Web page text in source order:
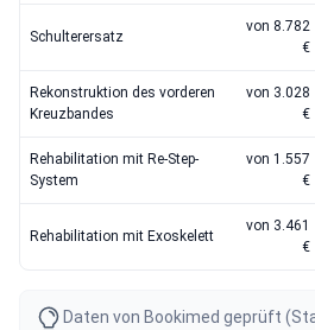
Schulterersatz
von 8.782
€
Rekonstruktion des vorderen
Kreuzbandes
von 3.028
€
Rehabilitation mit Re-Step-
System
von 1.557
€
Rehabilitation mit Exoskelett
von 3.461
€
Daten von Bookimed geprüft